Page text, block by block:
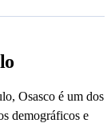
Osasco é um dos
demográficos e